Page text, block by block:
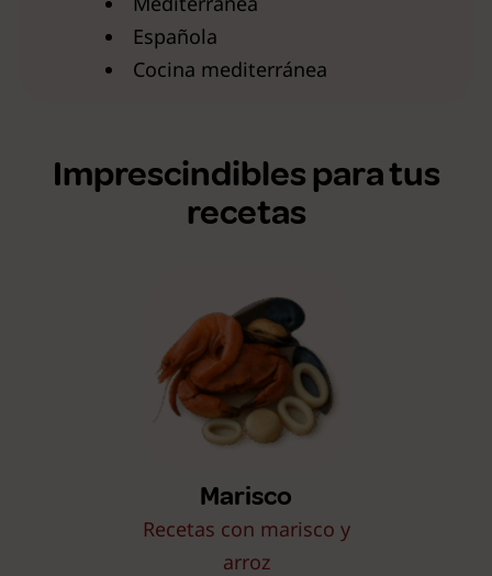
Española
Cocina mediterránea
Imprescindibles para tus
recetas
Marisco
Recetas con marisco y
arroz